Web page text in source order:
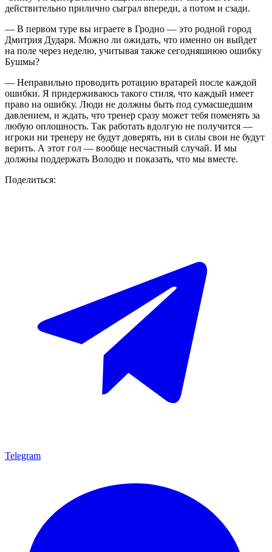
действительно прилично сыграл впереди, а потом и сзади.
— В первом туре вы играете в Гродно — это родной город
Дмитрия Дударя. Можно ли ожидать, что именно он выйдет
на поле через неделю, учитывая также сегодняшнюю ошибку
Бушмы?
— Неправильно проводить ротацию вратарей после каждой
ошибки. Я придерживаюсь такого стиля, что каждый имеет
право на ошибку. Люди не должны быть под сумасшедшим
давлением, и ждать, что тренер сразу может тебя поменять за
любую оплошность. Так работать вдолгую не получится —
игроки ни тренеру не будут доверять, ни в силы свои не будут
верить. А этот гол — вообще несчастный случай. И мы
должны поддержать Володю и показать, что мы вместе.
Поделиться:
Telegram